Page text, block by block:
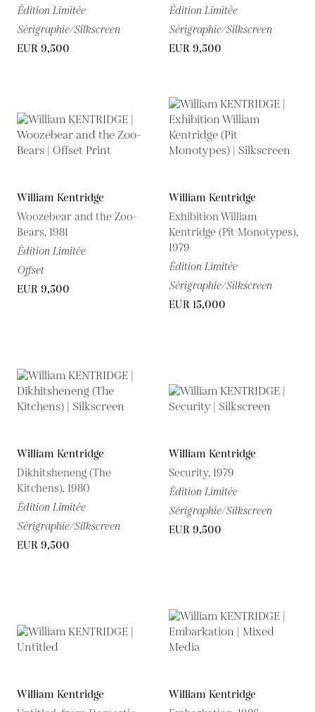
Édition Limitée
Sérigraphie/Silkscreen
EUR 9,500
Édition Limitée
Sérigraphie/Silkscreen
EUR 9,500
William Kentridge
Woozebear and the Zoo-
Bears, 1981
Édition Limitée
Offset
EUR 9,500
William Kentridge
Exhibition William
Kentridge (Pit Monotypes),
1979
Édition Limitée
Sérigraphie/Silkscreen
EUR 15,000
William Kentridge
Dikhitsheneng (The
Kitchens), 1980
Édition Limitée
Sérigraphie/Silkscreen
EUR 9,500
William Kentridge
Security, 1979
Édition Limitée
Sérigraphie/Silkscreen
EUR 9,500
William Kentridge
William Kentridge